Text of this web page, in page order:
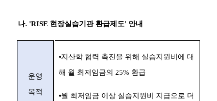
나. 'RISE 현장실습기관 환급제도' 안내
운영
목적
⦁지산학 협력 촉진을 위해 실습지원비에 대
해 월 최저임금의 25% 환급
⦁월 최저임금 이상 실습지원비 지급으로 더